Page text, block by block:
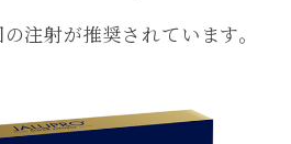
注射が推奨されています。